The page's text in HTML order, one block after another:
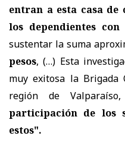
entran a esta casa
los dependientes
sustentar la suma
pesos, (…) Esta
muy exitosa la Brigada
región de
participación de los
estos".